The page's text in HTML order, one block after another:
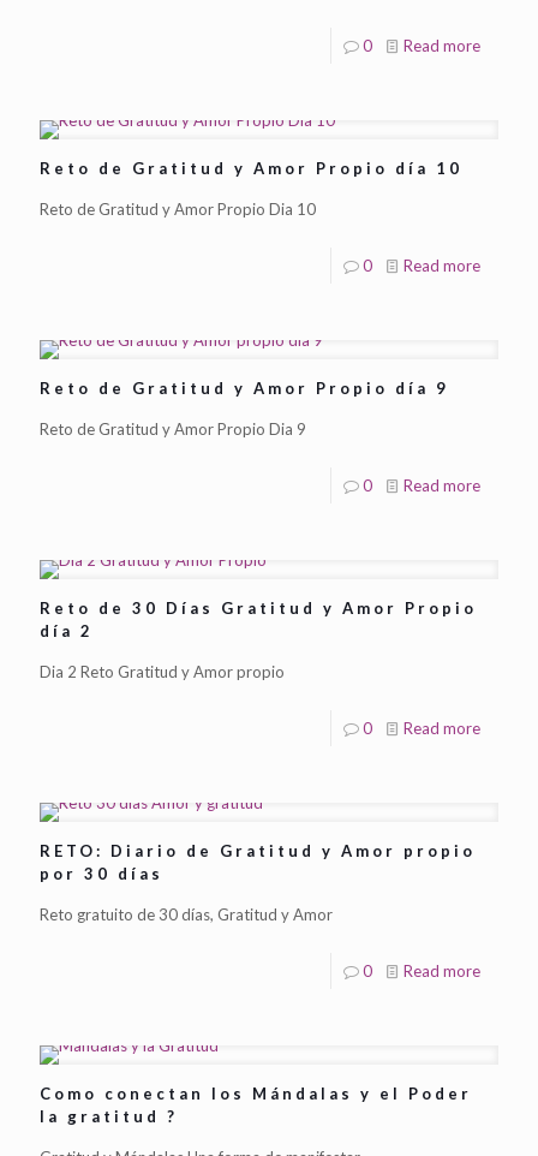
0 Read more
Reto de Gratitud y Amor Propio día 10
Reto de Gratitud y Amor Propio Dia 10
0 Read more
Reto de Gratitud y Amor Propio día 9
Reto de Gratitud y Amor Propio Dia 9
0 Read more
Reto de 30 Días Gratitud y Amor Propio
día 2
Dia 2 Reto Gratitud y Amor propio
0 Read more
RETO: Diario de Gratitud y Amor propio
por 30 días
Reto gratuito de 30 días, Gratitud y Amor
0 Read more
Como conectan los Mándalas y el Poder
la gratitud ?